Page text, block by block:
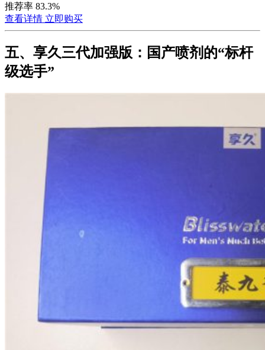
推荐率 83.3%
查看详情 立即购买
五、享久三代加强版：国产喷剂的“标杆
级选手”